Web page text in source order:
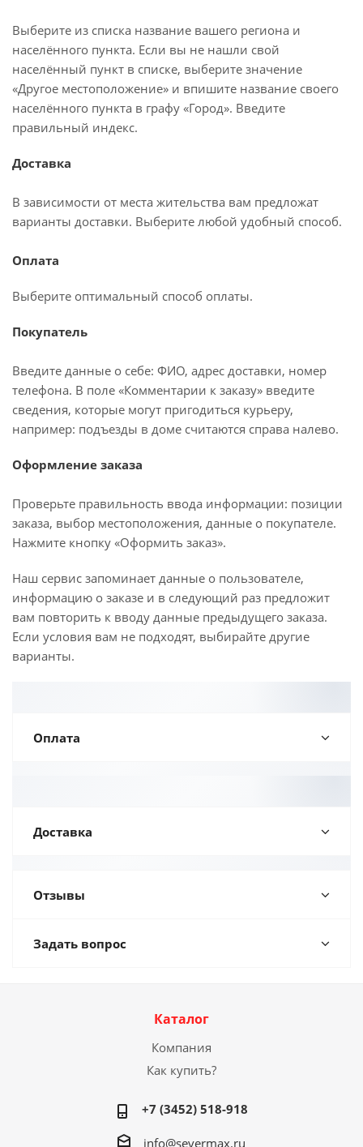
Выберите из списка название вашего региона и
населённого пункта. Если вы не нашли свой
населённый пункт в списке, выберите значение
«Другое местоположение» и впишите название своего
населённого пункта в графу «Город». Введите
правильный индекс.
Доставка
В зависимости от места жительства вам предложат
варианты доставки. Выберите любой удобный способ.
Оплата
Выберите оптимальный способ оплаты.
Покупатель
Введите данные о себе: ФИО, адрес доставки, номер
телефона. В поле «Комментарии к заказу» введите
сведения, которые могут пригодиться курьеру,
например: подъезды в доме считаются справа налево.
Оформление заказа
Проверьте правильность ввода информации: позиции
заказа, выбор местоположения, данные о покупателе.
Нажмите кнопку «Оформить заказ».
Наш сервис запоминает данные о пользователе,
информацию о заказе и в следующий раз предложит
вам повторить к вводу данные предыдущего заказа.
Если условия вам не подходят, выбирайте другие
варианты.
Оплата
Доставка
Отзывы
Задать вопрос
Каталог
Компания
Как купить?
+7 (3452) 518-918
info@severmax.ru